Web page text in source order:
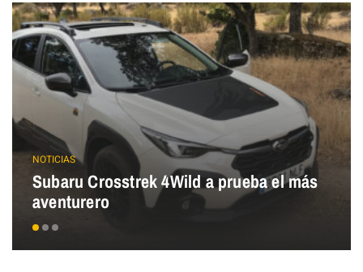
NOTICIAS
Subaru Crosstrek 4Wild a prueba el más
aventurero